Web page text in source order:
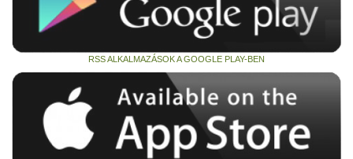
RSS ALKALMAZÁSOK A GOOGLE PLAY-BEN